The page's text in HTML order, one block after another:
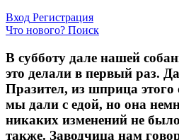
Вход Регистрация
Что нового? Поиск
В субботу дале нашей
это делали в первый раз.
Празител, из шприца этого
мы дали с едой, но она
никаких изменений не
также. Заводчица нам